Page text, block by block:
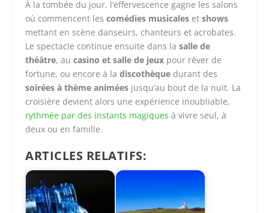
À la tombée du jour, l’effervescence gagne les salons
où commencent lescomédies musicales etshows
mettant en scène danseurs, chanteurs et acrobates.
Le spectacle continue ensuite dans lasalle de
théâtre, aucasino et salle de jeux pour rêver de
fortune, ou encore à ladiscothèque durant des
soirées à thème animées jusqu’au bout de la nuit. La
croisière devient alors une expérience inoubliable,
rythmée par des instants magiques à vivre seul, à
deux ou en famille.
ARTICLES RELATIFS: